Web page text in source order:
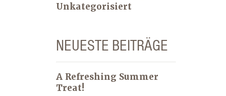
Unkategorisiert
NEUESTE BEITRÄGE
A Refreshing Summer
Treat!